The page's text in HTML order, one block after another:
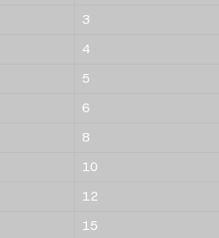
3
4
5
6
8
10
12
15